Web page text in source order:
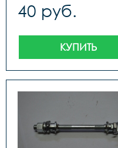
40 руб.
КУПИТЬ